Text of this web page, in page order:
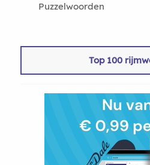
Puzzelwoorden
Top 100